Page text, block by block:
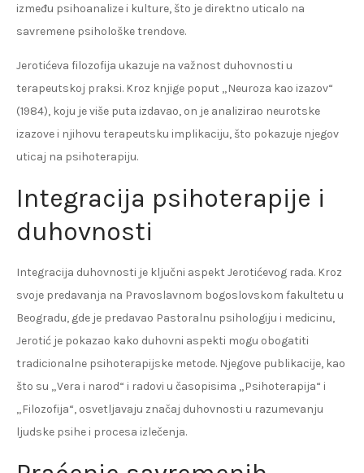
između psihoanalize i kulture, što je direktno uticalo na
savremene psihološke trendove.
Jerotićeva filozofija ukazuje na važnost duhovnosti u
terapeutskoj praksi. Kroz knjige poput „Neuroza kao izazov“
(1984), koju je više puta izdavao, on je analizirao neurotske
izazove i njihovu terapeutsku implikaciju, što pokazuje njegov
uticaj na psihoterapiju.
Integracija psihoterapije i
duhovnosti
Integracija duhovnosti je ključni aspekt Jerotićevog rada. Kroz
svoje predavanja na Pravoslavnom bogoslovskom fakultetu u
Beogradu, gde je predavao Pastoralnu psihologiju i medicinu,
Jerotić je pokazao kako duhovni aspekti mogu obogatiti
tradicionalne psihoterapijske metode. Njegove publikacije, kao
što su „Vera i narod“ i radovi u časopisima „Psihoterapija“ i
„Filozofija“, osvetljavaju značaj duhovnosti u razumevanju
ljudske psihe i procesa izlečenja.